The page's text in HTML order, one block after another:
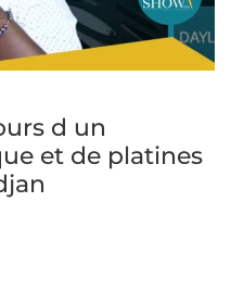
d un
et de platines